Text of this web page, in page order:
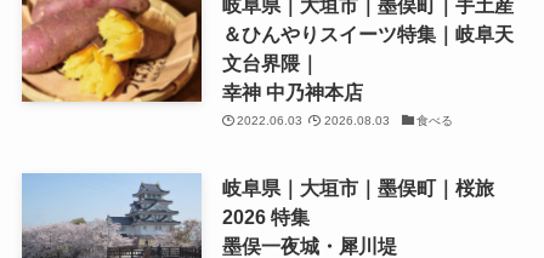
岐阜県｜大垣市｜墨俣町｜手土産
＆ひんやりスイーツ特集｜岐阜天
文台界隈｜
幸神 中乃神本店
2022.06.03 2026.08.03 食べる
岐阜県｜大垣市｜墨俣町｜桜旅
2026 特集
墨俣一夜城・犀川堤